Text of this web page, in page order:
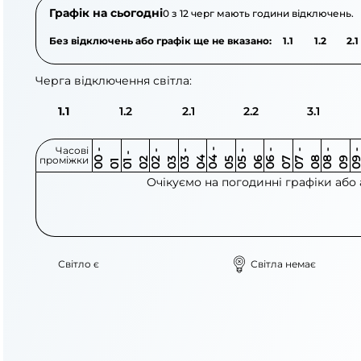
Графік на сьогодні0 з 12 черг мають години відключень.
Без відключень або графік ще не вказано: 1.1 1.2 2.1
Черга відключення світла:
1.1 1.2 2.1 2.2 3.1
Часові
проміжки 0
0
-
0 1 0
1
-
0 2 0 2
-
0 3 0 3
-
0 4 0 4
-
0 5 0 5
-
0 6 0 6
-
0 7 0 7
-
0 8 0 8
-
0 9 0
9
-
1
Очікуємо на погодинні графіки
Світло є Світла немає